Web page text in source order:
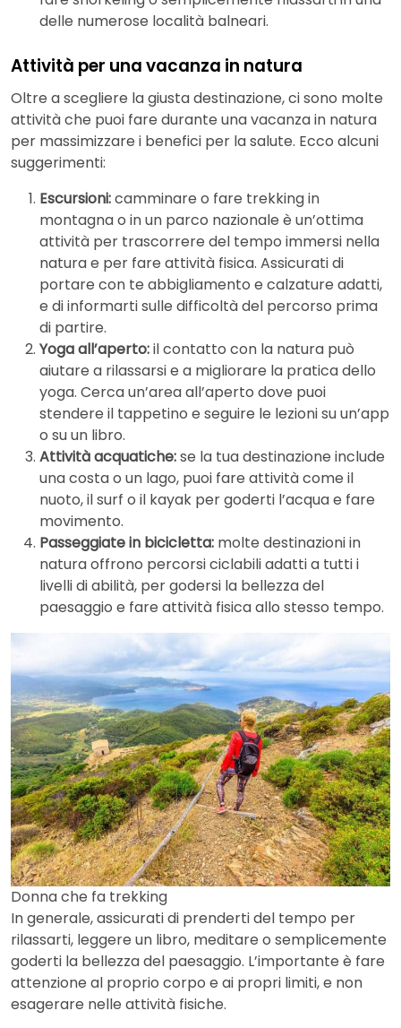
delle numerose località balneari.
Attività per una vacanza in natura
Oltre a scegliere la giusta destinazione, ci sono molte
attività che puoi fare durante una vacanza in natura
per massimizzare i benefici per la salute. Ecco alcuni
suggerimenti:
Escursioni:camminare o fare trekking in
montagna o in un parco nazionale è un’ottima
attività per trascorrere del tempo immersi nella
natura e per fare attività fisica. Assicurati di
portare con te abbigliamento e calzature adatti,
e di informarti sulle difficoltà del percorso prima
di partire.
Yoga all’aperto:il contatto con la natura può
aiutare a rilassarsi e a migliorare la pratica dello
yoga. Cerca un’area all’aperto dove puoi
stendere il tappetino e seguire le lezioni su un’app
o su un libro.
Attività acquatiche:se la tua destinazione include
una costa o un lago, puoi fare attività come il
nuoto, il surf o il kayak per goderti l’acqua e fare
movimento.
Passeggiate in bicicletta: molte destinazioni in
natura offrono percorsi ciclabili adatti a tutti i
livelli di abilità, per godersi la bellezza del
paesaggio e fare attività fisica allo stesso tempo.
Donna che fa trekking
In generale, assicurati di prenderti del tempo per
rilassarti, leggere un libro, meditare o semplicemente
goderti la bellezza del paesaggio. L’importante è fare
attenzione al proprio corpo e ai propri limiti, e non
esagerare nelle attività fisiche.